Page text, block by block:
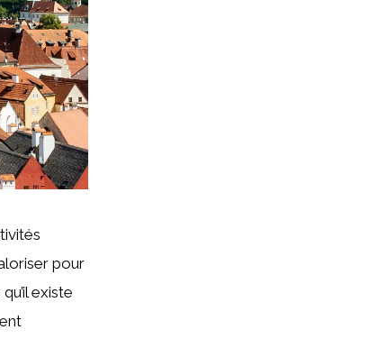
pour
existe